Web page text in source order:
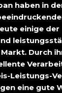
haben in
einige der
Durch
Leistungs-
eine gute